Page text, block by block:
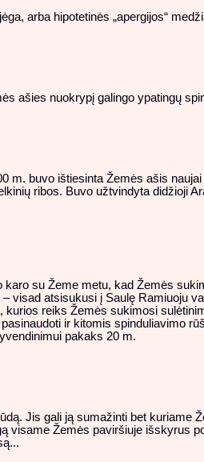
arba hipotetinės „apergijos“
ašies nuokrypį galingo ypatingų
m. buvo ištiesinta Žemės ašis naujai
ribos. Buvo užtvindyta didžioji
su Žeme metu, kad Žemės
visad atsisukusi į Saulę Ramiuoju
reiks Žemės sukimosi
ir kitomis spinduliavimo
pakaks 20 m.
Jis gali ją sumažinti bet kuriame
visame Žemės paviršiuje išskyrus